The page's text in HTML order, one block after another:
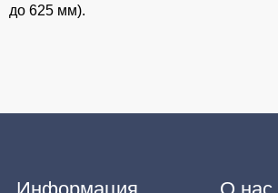
до 625 мм).